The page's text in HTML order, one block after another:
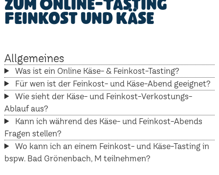
zum Online-Tasting
Feinkost und Käse
Allgemeines
Was ist ein Online Käse- & Feinkost-Tasting?
Für wen ist der Feinkost- und Käse-Abend geeignet?
Wie sieht der Käse- und Feinkost-Verkostungs-
Ablauf aus?
Kann ich während des Käse- und Feinkost-Abends
Fragen stellen?
Wo kann ich an einem Feinkost- und Käse-Tasting in
bspw. Bad Grönenbach, M teilnehmen?